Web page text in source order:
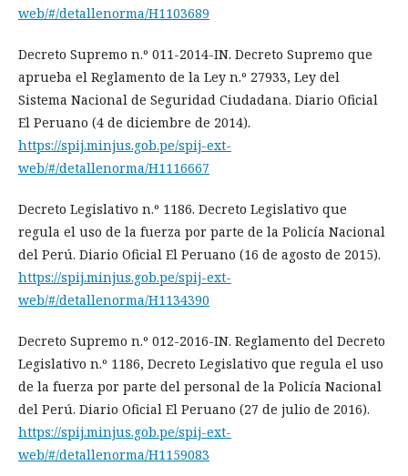
web/#/detallenorma/H1103689
Decreto Supremo n.º 011-2014-IN. Decreto Supremo que
aprueba el Reglamento de la Ley n.º 27933, Ley del
Sistema Nacional de Seguridad Ciudadana. Diario Oficial
El Peruano (4 de diciembre de 2014).
https://spij.minjus.gob.pe/spij-ext-
web/#/detallenorma/H1116667
Decreto Legislativo n.º 1186. Decreto Legislativo que
regula el uso de la fuerza por parte de la Policía Nacional
del Perú. Diario Oficial El Peruano (16 de agosto de 2015).
https://spij.minjus.gob.pe/spij-ext-
web/#/detallenorma/H1134390
Decreto Supremo n.º 012-2016-IN. Reglamento del Decreto
Legislativo n.º 1186, Decreto Legislativo que regula el uso
de la fuerza por parte del personal de la Policía Nacional
del Perú. Diario Oficial El Peruano (27 de julio de 2016).
https://spij.minjus.gob.pe/spij-ext-
web/#/detallenorma/H1159083